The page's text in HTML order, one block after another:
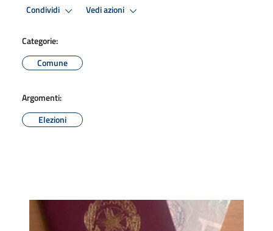
Condividi Vedi azioni
Categorie:
Comune
Argomenti:
Elezioni